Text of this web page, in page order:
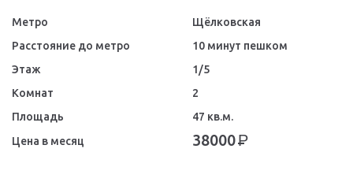
Метро
Щёлковская
Расстояние до метро
10 минут пешком
Этаж
1/5
Комнат
2
Площадь
47 кв.м.
Цена в месяц
38000Р